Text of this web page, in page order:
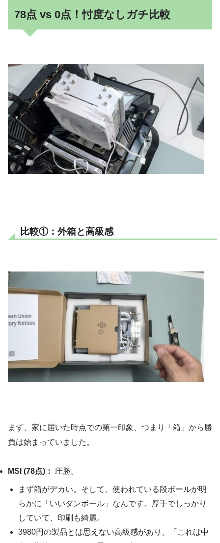
78点 vs 0点！忖度なしガチ比較
比較①：外箱と高級感
まず、家に届いた時点での第一印象、つまり「箱」から勝
負は始まっていました。
MSI (78点)： 圧勝。
まず箱がデカい。そして、使われている段ボールが明
らかに「いいダンボール」なんです。厚手でしっかり
していて、印刷も綺麗。
3980円の製品とは思えない高級感があり、「これは中